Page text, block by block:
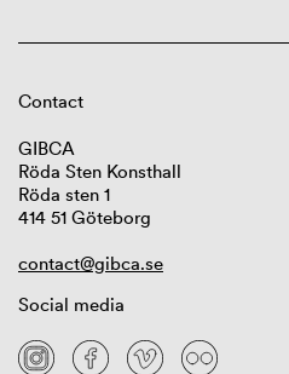
Contact
GIBCA
Röda Sten Konsthall
Röda sten 1
414 51 Göteborg
contact@gibca.se
Social media